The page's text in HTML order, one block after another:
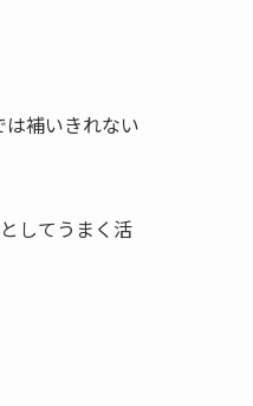
補いきれない
してうまく活